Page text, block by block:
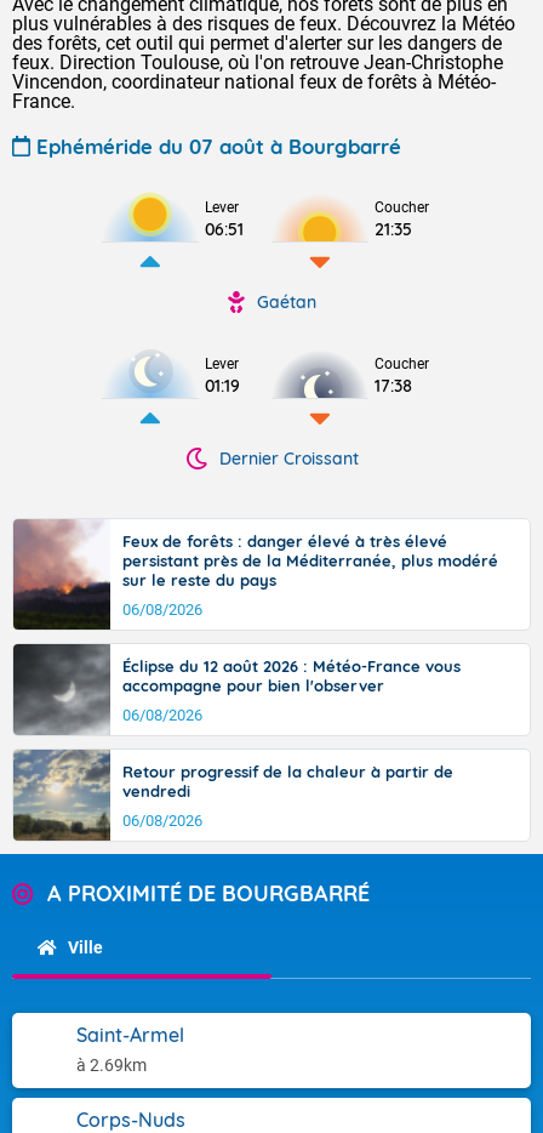
plus vulnérables à des risques de feux. Découvrez la Météo
des forêts, cet outil qui permet d'alerter sur les dangers de
feux. Direction Toulouse, où l'on retrouve Jean-Christophe
Vincendon, coordinateur national feux de forêts à Météo-
France.
Ephéméride du 07 août à Bourgbarré
Lever
06:51
Coucher
21:35
Gaétan
Lever
01:19
Coucher
17:38
Dernier Croissant
Feux de forêts : danger élevé à très élevé
persistant près de la Méditerranée, plus modéré
sur le reste du pays
06/08/2026
Éclipse du 12 août 2026 : Météo-France vous
accompagne pour bien l'observer
06/08/2026
Retour progressif de la chaleur à partir de
vendredi
06/08/2026
A PROXIMITÉ DE BOURGBARRÉ
Ville
Saint-Armel
à 2.69km
Corps-Nuds